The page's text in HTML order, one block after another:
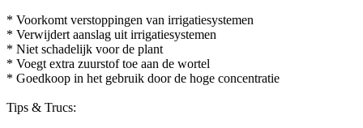
* Voorkomt verstoppingen van irrigatiesystemen
* Verwijdert aanslag uit irrigatiesystemen
* Niet schadelijk voor de plant
* Voegt extra zuurstof toe aan de wortel
* Goedkoop in het gebruik door de hoge concentratie
Tips & Trucs: